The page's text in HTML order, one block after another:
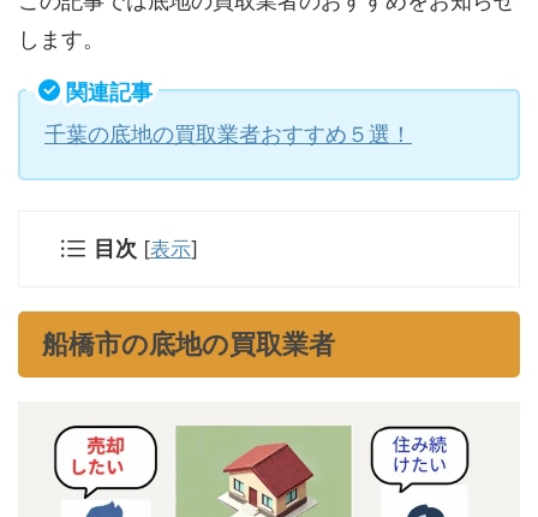
します。
関連記事
千葉の底地の買取業者おすすめ５選！
目次 [表示]
船橋市の底地の買取業者